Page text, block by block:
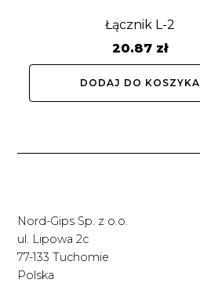
Łącznik L-2
20.87 zł
DODAJ DO KOSZYKA
Nord-Gips Sp. z o.o.
ul. Lipowa 2c
77-133 Tuchomie
Polska